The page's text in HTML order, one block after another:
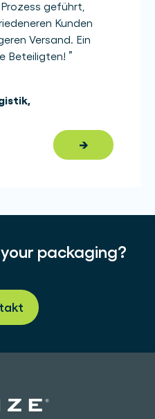
geführt,
Kunden
Versand. Ein
Beteiligten! ”
,
→
packaging?